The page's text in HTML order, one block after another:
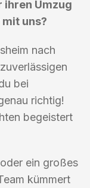
ihren Umzug
uns?
nach
bei
richtig!
begeistert
ein großes
kümmert